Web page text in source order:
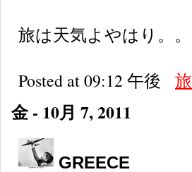
旅は天気よやはり。。
Posted at 09:12 午後 旅
金 - 10月 7, 2011
GREECE